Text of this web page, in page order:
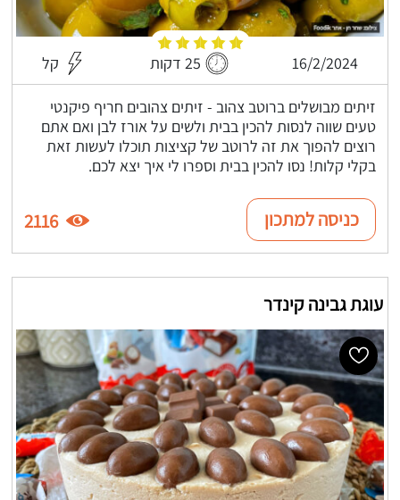
16/2/2024 25 דקות קל
זיתים מבושלים ברוטב צהוב - זיתים צהובים חריף פיקנטי
טעים שווה לנסות להכין בבית ולשים על אורז לבן ואם אתם
רוצים להפוך את זה לרוטב של קציצות תוכלו לעשות זאת
בקלי קלות! נסו להכין בבית וספרו לי איך יצא לכם.
כניסה למתכון 2116
עוגת גבינה קינדר